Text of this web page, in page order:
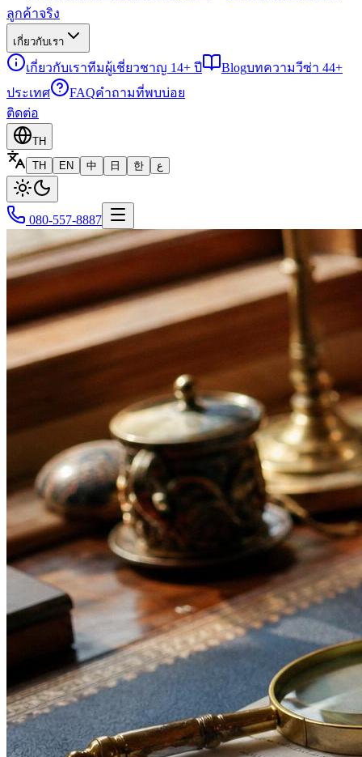
ลูกค้าจริง
เกี่ยวกับเรา
เกี่ยวกับเราทีมผู้เชี่ยวชาญ 14+ ปี Blogบทความวีซ่า 44+
ประเทศ
FAQคำถามที่พบบ่อย
ติดต่อ
TH
TH
EN 中 日 한 ع
080-557-8887